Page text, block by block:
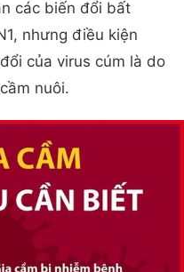
các biến đổi bất
nhưng điều kiện
của virus cúm là do
nuôi.